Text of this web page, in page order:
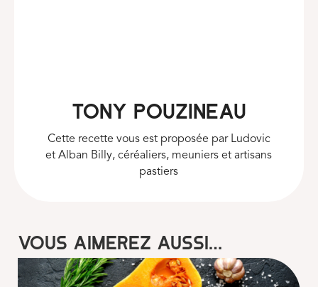
Tony Pouzineau
Cette recette vous est proposée par Ludovic
et Alban Billy, céréaliers, meuniers et artisans
pastiers
Vous aimerez aussi…